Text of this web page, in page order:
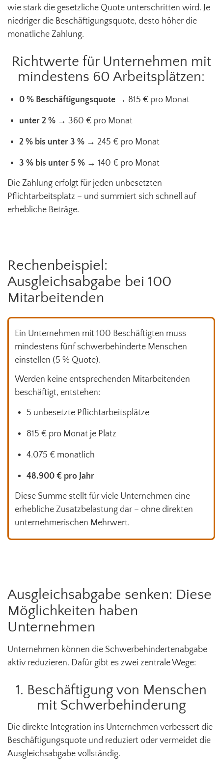
wie stark die gesetzliche Quote unterschritten wird. Je
niedriger die Beschäftigungsquote, desto höher die
monatliche Zahlung.
Richtwerte für Unternehmen mit
mindestens 60 Arbeitsplätzen:
0 % Beschäftigungsquote → 815 € pro Monat
unter 2 % → 360 € pro Monat
2 % bis unter 3 % → 245 € pro Monat
3 % bis unter 5 % → 140 € pro Monat
Die Zahlung erfolgt für jeden unbesetzten
Pflichtarbeitsplatz – und summiert sich schnell auf
erhebliche Beträge.
Rechenbeispiel:
Ausgleichsabgabe bei 100
Mitarbeitenden
Ein Unternehmen mit 100 Beschäftigten muss
mindestens fünf schwerbehinderte Menschen
einstellen (5 % Quote).
Werden keine entsprechenden Mitarbeitenden
beschäftigt, entstehen:
5 unbesetzte Pflichtarbeitsplätze
815 € pro Monat je Platz
4.075 € monatlich
48.900 € pro Jahr
Diese Summe stellt für viele Unternehmen eine
erhebliche Zusatzbelastung dar – ohne direkten
unternehmerischen Mehrwert.
Ausgleichsabgabe senken: Diese
Möglichkeiten haben
Unternehmen
Unternehmen können die Schwerbehindertenabgabe
aktiv reduzieren. Dafür gibt es zwei zentrale Wege:
1. Beschäftigung von Menschen
mit Schwerbehinderung
Die direkte Integration ins Unternehmen verbessert die
Beschäftigungsquote und reduziert oder vermeidet die
Ausgleichsabgabe vollständig.